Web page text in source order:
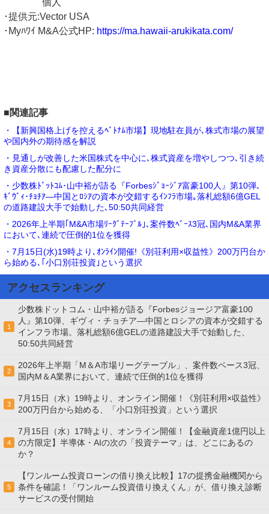
個人
･提供元:Vector USA
･Myﾊﾜｲ M&A公式HP: https://ma.hawaii-arukikata.com/
■関連記事
・【新興国格上げを控えるﾍﾞﾄﾅﾑ市場】現地駐在員が､株式市場の展望
や国内外の期待感を解説
・見通しが改善した米国株式を中心に､株式資産を増やしつつ､引き続
き資産分散にも配慮した配分に
・少数株ﾄﾞｯﾄｺﾑ･山中裕が語る『Forbesｼﾞｮｰｼﾞｱ富豪100人』第10弾､
ｷﾞｳﾞｨ･ﾁｮﾁｱ―中国とﾛｼｱの資本が交錯するｲﾝﾌﾗ市場｡落札総額6億GEL
の道路建設大手で始動した､50:50共同経営
・2026年上半期｢M&A市場ﾘｰｸﾞﾃｰﾌﾞﾙ｣､案件数ﾍﾞｰｽ3冠､国内M&A業界
において､連続で圧倒的1位を獲得
・7月15日(水)19時より､ｵﾝﾗｲﾝ開催!《別荘利用×収益性》200万円台か
ら始める､｢小口別荘投資｣という選択
アクセスランキング
1
少数株ドットコム・山中裕が語る『Forbesジョージア富豪100
人』第10弾、ギヴィ・チョチア―中国とロシアの資本が交錯する
インフラ市場。落札総額6億GELの道路建設大手で始動した、
50:50共同経営
2
2026年上半期「M＆A市場リーグテーブル」、案件数ベース3冠、
国内M＆A業界において、連続で圧倒的1位を獲得
3
7月15日（水）19時より、オンライン開催！《別荘利用×収益性》
200万円台から始める、「小口別荘投資」という選択
4
7月15日（水）17時より、オンライン開催！【金融資産1億円以上
の方限定】半導体・AIの次の「投資テーマ」は、どこにあるの
か？
5
【ワンルーム投資ローンの借り換え比較】17の提携金融機関から
条件を確認！「ワンルーム投資借り換えくん」が、借り換え診断
サービスの受付開始